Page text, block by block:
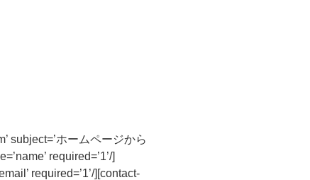
subject=’ホームページから
required=’1’/]
required=’1’/][contact-